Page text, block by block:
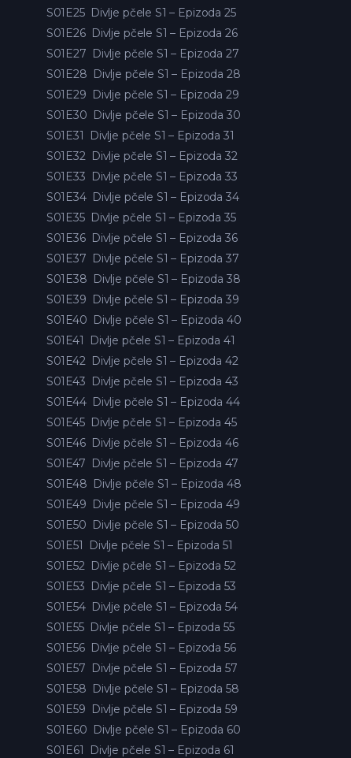
S01E25 Divlje pčele S1 – Epizoda 25
S01E26 Divlje pčele S1 – Epizoda 26
S01E27 Divlje pčele S1 – Epizoda 27
S01E28 Divlje pčele S1 – Epizoda 28
S01E29 Divlje pčele S1 – Epizoda 29
S01E30 Divlje pčele S1 – Epizoda 30
S01E31
Divlje pčele S1 – Epizoda 31
S01E32 Divlje pčele S1 – Epizoda 32
S01E33 Divlje pčele S1 – Epizoda 33
S01E34 Divlje pčele S1 – Epizoda 34
S01E35 Divlje pčele S1 – Epizoda 35
S01E36 Divlje pčele S1 – Epizoda 36
S01E37 Divlje pčele S1 – Epizoda 37
S01E38 Divlje pčele S1 – Epizoda 38
S01E39 Divlje pčele S1 – Epizoda 39
S01E40 Divlje pčele S1 – Epizoda 40
S01E41
Divlje pčele S1 – Epizoda 41
S01E42 Divlje pčele S1 – Epizoda 42
S01E43 Divlje pčele S1 – Epizoda 43
S01E44 Divlje pčele S1 – Epizoda 44
S01E45 Divlje pčele S1 – Epizoda 45
S01E46 Divlje pčele S1 – Epizoda 46
S01E47 Divlje pčele S1 – Epizoda 47
S01E48 Divlje pčele S1 – Epizoda 48
S01E49 Divlje pčele S1 – Epizoda 49
S01E50 Divlje pčele S1 – Epizoda 50
S01E51
Divlje pčele S1 – Epizoda 51
S01E52 Divlje pčele S1 – Epizoda 52
S01E53 Divlje pčele S1 – Epizoda 53
S01E54 Divlje pčele S1 – Epizoda 54
S01E55 Divlje pčele S1 – Epizoda 55
S01E56 Divlje pčele S1 – Epizoda 56
S01E57 Divlje pčele S1 – Epizoda 57
S01E58 Divlje pčele S1 – Epizoda 58
S01E59 Divlje pčele S1 – Epizoda 59
S01E60 Divlje pčele S1 – Epizoda 60
S01E61
Divlje pčele S1 – Epizoda 61